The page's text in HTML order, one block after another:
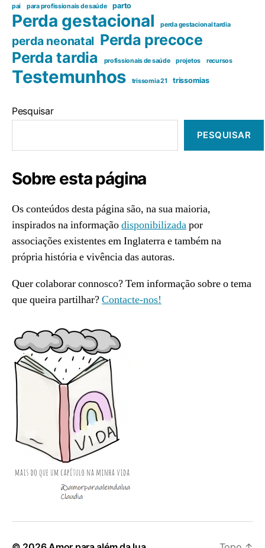
pai para profissionais de saúde parto
Perda gestacional perda gestacional tardia
perda neonatal Perda precoce
Perda tardia
profissionais de saúde projetos recursos
Testemunhos trissomia 21 trissomias
Pesquisar
PESQUISAR
Sobre esta página
Os conteúdos desta página são, na sua maioria,
inspirados na informaçãodisponibilizadapor
associações existentes em Inglaterra e também na
própria história e vivência das autoras.
Quer colaborar connosco? Tem informação sobre o tema
que queira partilhar?Contacte-nos!